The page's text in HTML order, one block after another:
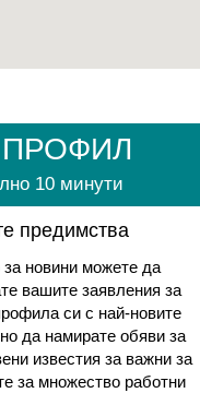
10 минути
предимства
новини можете да
вашите заявления за
си с най-новите
да намирате обяви за
известия за важни за
за множество работни